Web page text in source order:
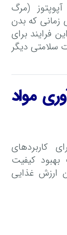
(مرگ
زمانی که بدن
فرایند برای
سلامتی دیگر
مواد
کاربردهای
کیفیت
ارزش غذایی